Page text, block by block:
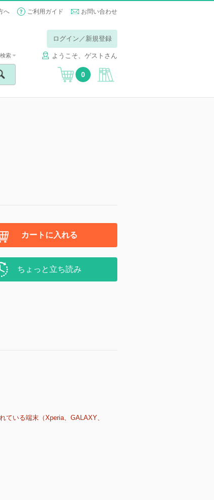
へ ご利用ガイド お問い合わせ
ログイン／新規登録
ようこそ、ゲストさん
索
0
カートに入れる
ちょっと立ち読み
いる端末（Xperia、GALAXY、